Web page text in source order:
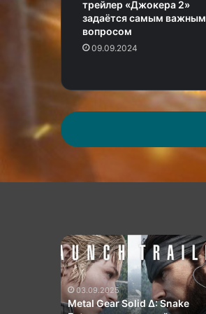
трейлер «Джокера 2»
задаётся самым важным
вопросом
09.09.2024
КГ
играет:
Игровой
коллаж
№
07.08.2025